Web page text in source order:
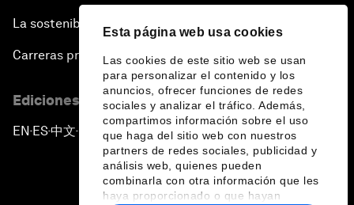
Esta página web usa cookies
Las cookies de este sitio web se usan
para personalizar el contenido y los
anuncios, ofrecer funciones de redes
sociales y analizar el tráfico. Además,
compartimos información sobre el uso
que haga del sitio web con nuestros
partners de redes sociales, publicidad y
análisis web, quienes pueden
combinarla con otra información que les
haya proporcionado o que hayan
La sostenibilidad en el Foro
Carreras profesionales
Ediciones en otros idiomas
EN ▪ES▪中文▪ 日本語